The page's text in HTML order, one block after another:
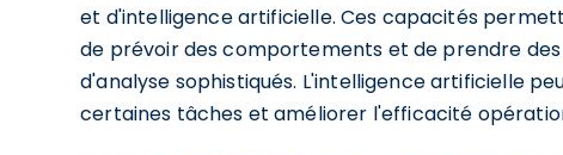
et d'intelligence artificielle. Ces capacités
de prévoir des comportements et de prendre
d'analyse sophistiqués. L'intelligence artificielle
certaines tâches et améliorer l'efficacité